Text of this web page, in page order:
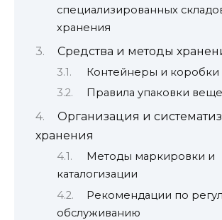
специализированных
хранения
Средства и методы
Контейнеры и коробки
Правила упаковки
Организация и
хранения
Методы маркировки и
каталогизации
Рекомендации по
обслуживанию